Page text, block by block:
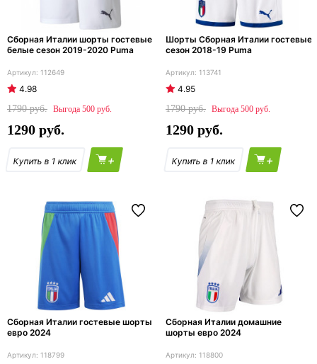
Сборная Италии шорты гостевые
белые сезон 2019-2020 Puma
112649
4.98
1790
500
1290
+
Шорты Сборная Италии гостевые
сезон 2018-19 Puma
113741
4.95
1790
500
1290
+
Сборная Италии гостевые шорты
евро 2024
118799
Сборная Италии домашние
шорты евро 2024
118800